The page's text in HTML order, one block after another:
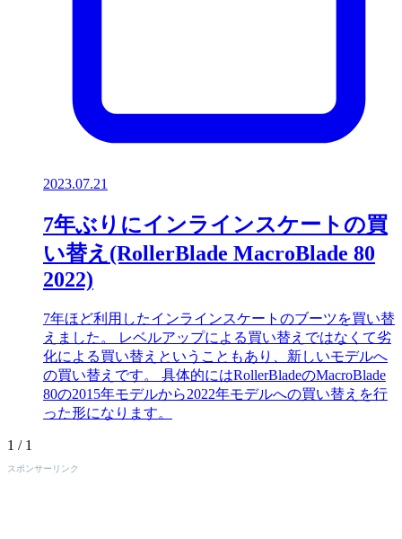
2023.07.21
7年ぶりにインラインスケートの買
い替え(RollerBlade MacroBlade 80
2022)
7年ほど利用したインラインスケートのブーツを買い替
えました。 レベルアップによる買い替えではなくて劣
化による買い替えということもあり、新しいモデルへ
の買い替えです。 具体的にはRollerBladeのMacroBlade
80の2015年モデルから2022年モデルへの買い替えを行
った形になります。
1 / 1
スポンサーリンク